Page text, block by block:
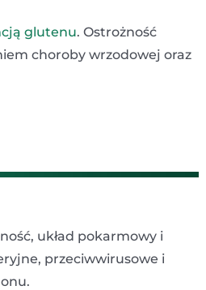
glutenu. Ostrożność
choroby wrzodowej oraz
układ pokarmowy i
przeciwwirusowe i